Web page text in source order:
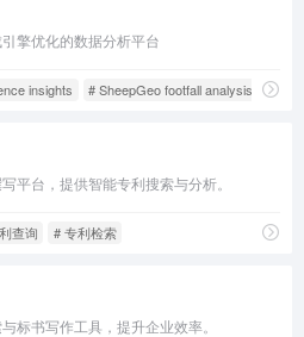
擎优化的数据分析平台
insights # SheepGeo footfall analysis #
平台，提供智能专利搜索与分析。
查询 # 专利检索
标书写作工具，提升企业效率。